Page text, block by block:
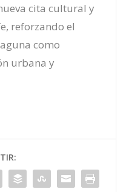
cita cultural y
reforzando el
como
urbana y